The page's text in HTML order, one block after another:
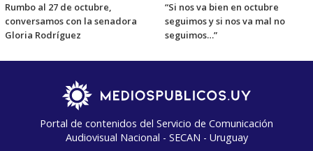
Rumbo al 27 de octubre,
conversamos con la senadora
Gloria Rodríguez
“Si nos va bien en octubre
seguimos y si nos va mal no
seguimos…”
Portal de contenidos del Servicio de Comunicación
Audiovisual Nacional - SECAN - Uruguay